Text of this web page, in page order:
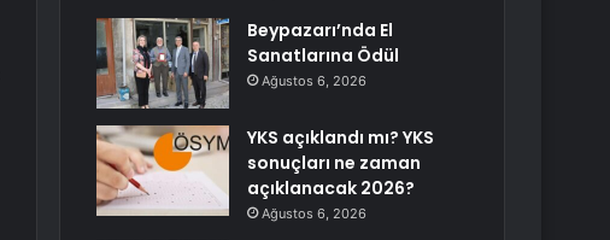
Beypazarı’nda El
Sanatlarına Ödül
Ağustos 6, 2026
YKS açıklandı mı? YKS
sonuçları ne zaman
açıklanacak 2026?
Ağustos 6, 2026